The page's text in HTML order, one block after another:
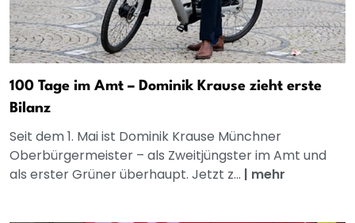
100 Tage im Amt – Dominik Krause zieht erste
Bilanz
Seit dem 1. Mai ist Dominik Krause Münchner
Oberbürgermeister – als Zweitjüngster im Amt und
als erster Grüner überhaupt. Jetzt z... | mehr